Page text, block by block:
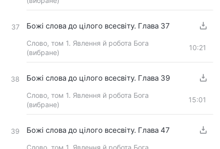
37 Божі слова до цілого всесвіту. Глава 37
Слово, том 1. Явлення й робота Бога
(вибране)
10:21
38 Божі слова до цілого всесвіту. Глава 39
Слово, том 1. Явлення й робота Бога
(вибране)
15:01
39 Божі слова до цілого всесвіту. Глава 47
Слово, том 1. Явлення й робота Бога